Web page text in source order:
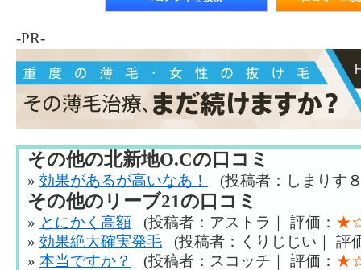
-PR-
その他の北新地O.Cの口コミ
» 効果があるが高いなあ！ (投稿者：しまりす
その他のリーブ21の口コミ
» とにかく高額 (投稿者：アストラ｜ 評価：
» 効果絶大確実発毛 (投稿者：くりじじい｜ 評
» 本当ですか？ (投稿者：スコッチ｜ 評価：